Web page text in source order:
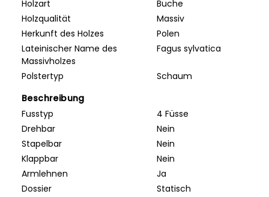
Holzart
Buche
Holzqualität
Massiv
Herkunft des Holzes
Polen
Lateinischer Name des
Massivholzes
Fagus sylvatica
Polstertyp
Schaum
Beschreibung
Fusstyp
4 Füsse
Drehbar
Nein
Stapelbar
Nein
Klappbar
Nein
Armlehnen
Ja
Dossier
Statisch